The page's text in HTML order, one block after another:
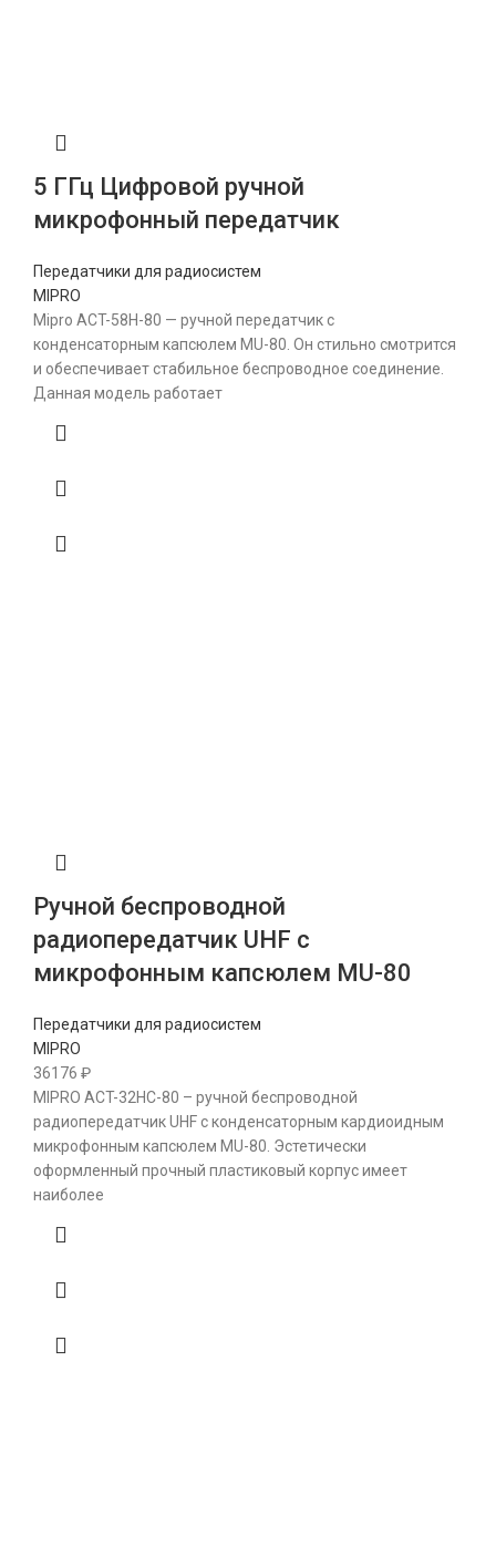
5 ГГц Цифровой ручной
микрофонный передатчик
Передатчики для радиосистем
MIPRO
Mipro ACT-58H-80 — ручной передатчик с
конденсаторным капсюлем MU-80. Он стильно смотрится
и обеспечивает стабильное беспроводное соединение.
Данная модель работает
Ручной беспроводной
радиопередатчик UHF с
микрофонным капсюлем MU-80
Передатчики для радиосистем
MIPRO
36176 ₽
MIPRO ACT-32HC-80 – ручной беспроводной
радиопередатчик UHF с конденсаторным кардиоидным
микрофонным капсюлем MU-80. Эстетически
оформленный прочный пластиковый корпус имеет
наиболее